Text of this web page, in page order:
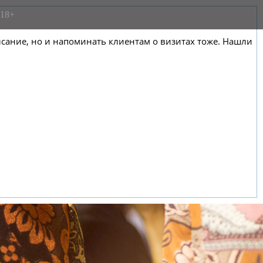
но и напоминать клиентам о визитах тоже. Нашли
18+